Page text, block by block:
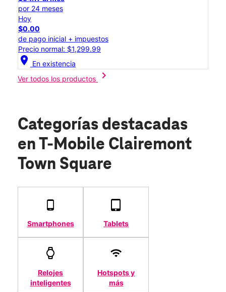
por 24 meses
Hoy
$0.00
de pago inicial + impuestos
Precio normal: $1,299.99
location_on En existencia
Ver todos los productos
chevron_right
Categorías destacadas
en T-Mobile Clairemont
Town Square
Smartphones Tablets
Relojes
inteligentes
Hotspots y
más